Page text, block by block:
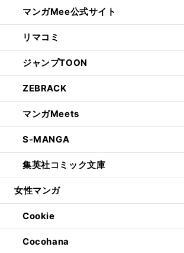
マンガMee公式サイト
リマコミ
ジャンプTOON
ZEBRACK
マンガMeets
S-MANGA
集英社コミック文庫
女性マンガ
Cookie
Cocohana